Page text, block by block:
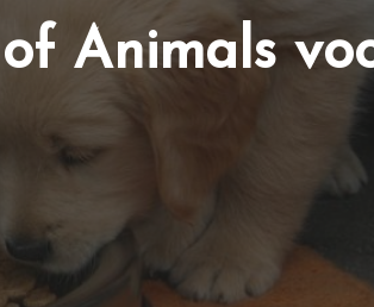
Animals